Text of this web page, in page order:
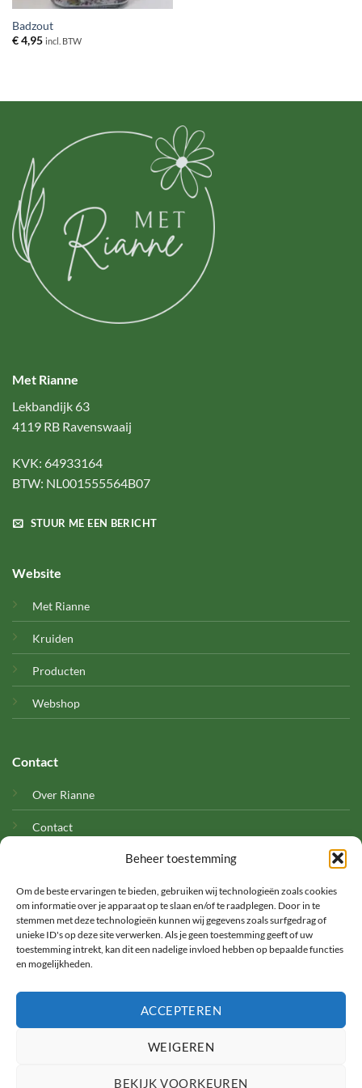
Beheer toestemming
Om de beste ervaringen te bieden, gebruiken wij technologieën zoals cookies
om informatie over je apparaat op te slaan en/of te raadplegen. Door in te
stemmen met deze technologieën kunnen wij gegevens zoals surfgedrag of
unieke ID's op deze site verwerken. Als je geen toestemming geeft of uw
toestemming intrekt, kan dit een nadelige invloed hebben op bepaalde functies
en mogelijkheden.
ACCEPTEREN
WEIGEREN
BEKIJK VOORKEUREN
Badzout
€4,95 incl. BTW
Met Rianne
Lekbandijk 63
4119 RB Ravenswaaij
KVK: 64933164
BTW: NL001555564B07
STUUR ME EEN BERICHT
Website
Met Rianne
Kruiden
Producten
Webshop
Contact
Over Rianne
Contact
2026 Met Rianne